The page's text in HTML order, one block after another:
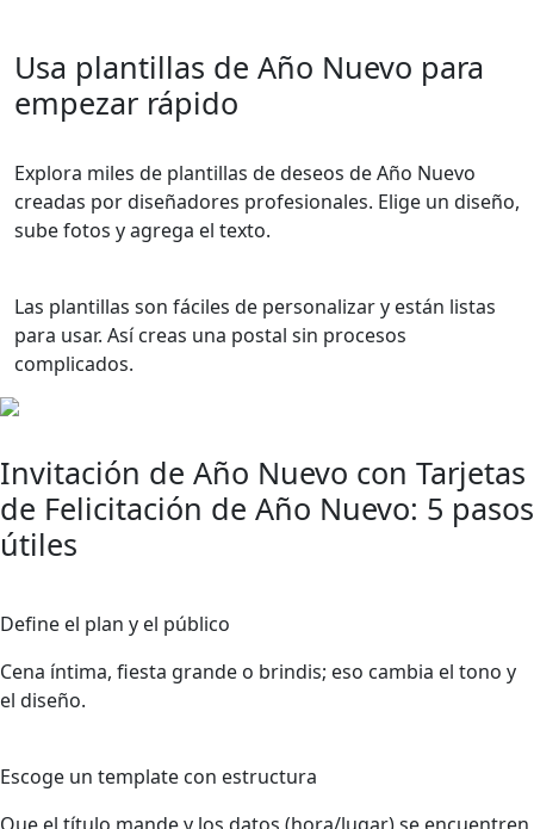
Usa plantillas de Año Nuevo para
empezar rápido
Explora miles de plantillas de deseos de Año Nuevo
creadas por diseñadores profesionales. Elige un diseño,
sube fotos y agrega el texto.
Las plantillas son fáciles de personalizar y están listas
para usar. Así creas una postal sin procesos
complicados.
Invitación de Año Nuevo con Tarjetas
de Felicitación de Año Nuevo: 5 pasos
útiles
Define el plan y el público
Cena íntima, fiesta grande o brindis; eso cambia el tono y
el diseño.
Escoge un template con estructura